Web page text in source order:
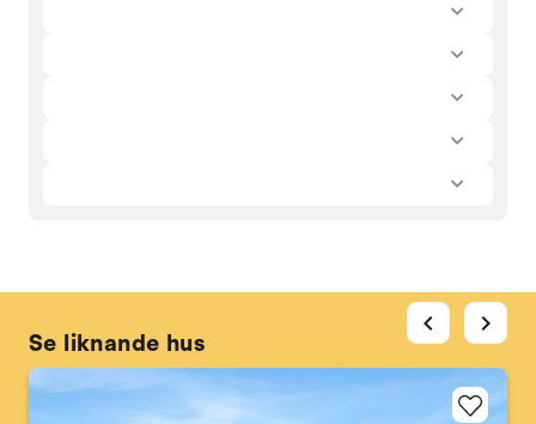
Se liknande hus
chevron_left chevron_right